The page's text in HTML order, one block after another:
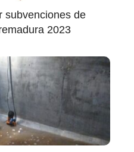
subvenciones de
2023